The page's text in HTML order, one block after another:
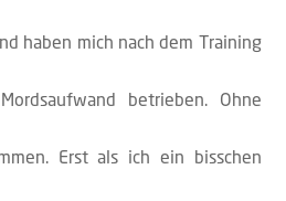
haben mich nach dem Training
betrieben. Ohne
Erst als ich ein bisschen